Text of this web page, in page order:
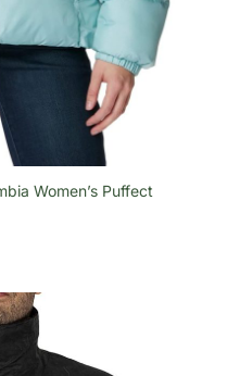
Women’s Puffect